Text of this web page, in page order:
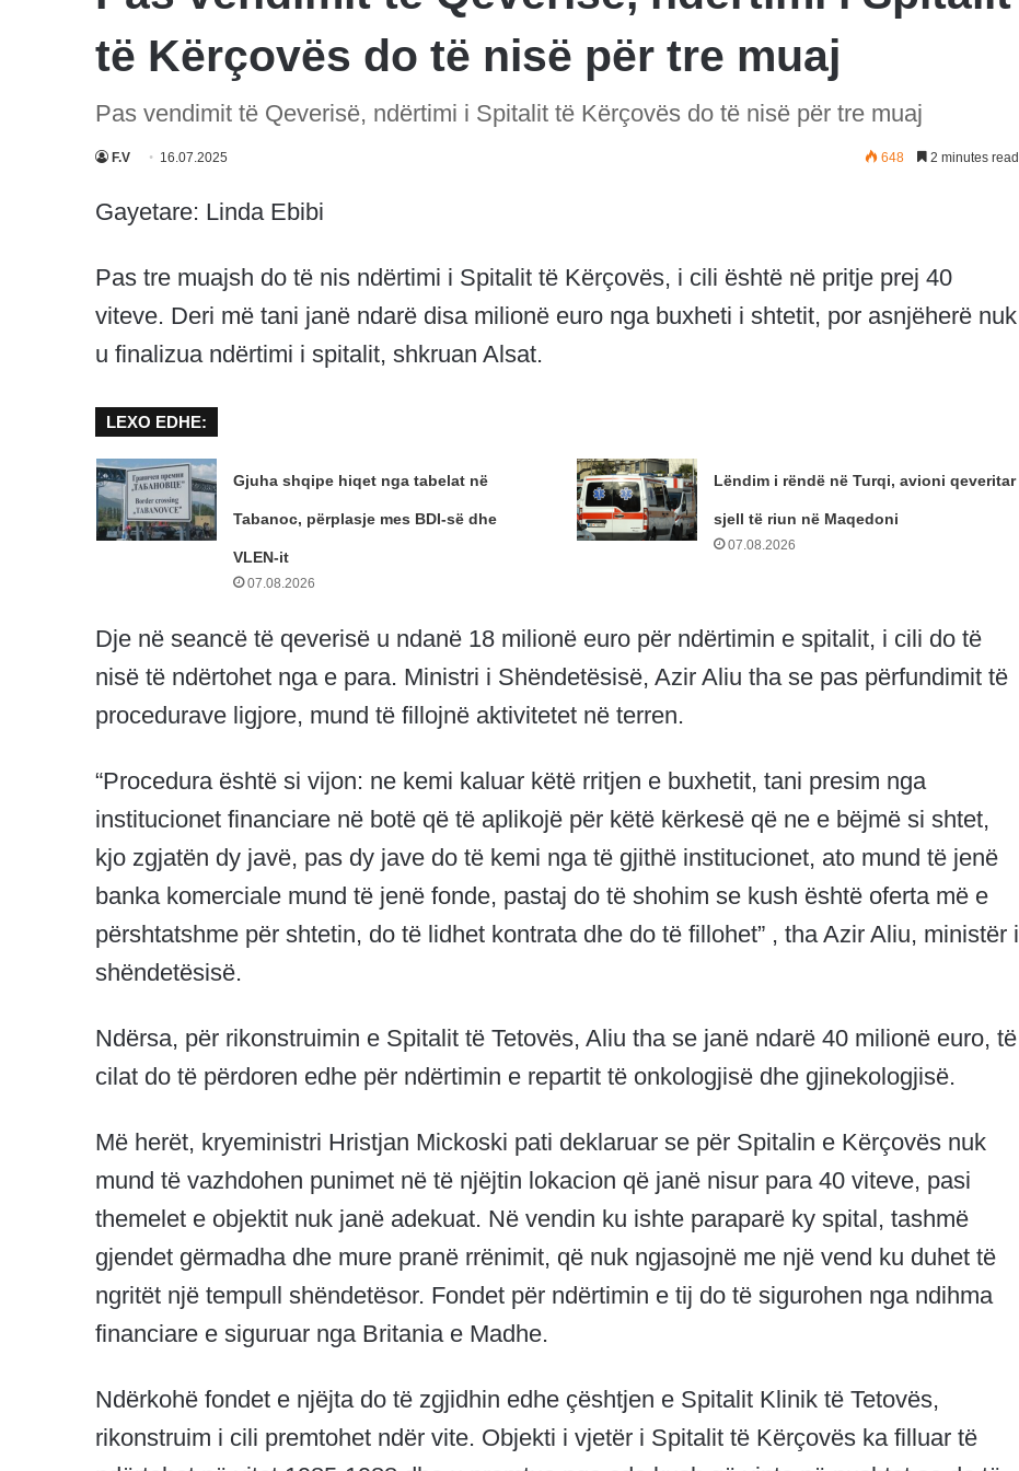
të Kërçovës do të nisë për tre muaj
Pas vendimit të Qeverisë, ndërtimi i Spitalit të Kërçovës do të nisë për tre muaj
F.V 16.07.2025 648 2 minutes read
Gayetare: Linda Ebibi
Pas tre muajsh do të nis ndërtimi i Spitalit të Kërçovës, i cili është në pritje prej 40
viteve. Deri më tani janë ndarë disa milionë euro nga buxheti i shtetit, por asnjëherë nuk
u finalizua ndërtimi i spitalit, shkruan Alsat.
LEXO EDHE:
Gjuha shqipe hiqet nga tabelat në
Tabanoc, përplasje mes BDI-së dhe
VLEN-it
07.08.2026
Lëndim i rëndë në Turqi, avioni qeveritar
sjell të riun në Maqedoni
07.08.2026
Dje në seancë të qeverisë u ndanë 18 milionë euro për ndërtimin e spitalit, i cili do të
nisë të ndërtohet nga e para. Ministri i Shëndetësisë, Azir Aliu tha se pas përfundimit të
procedurave ligjore, mund të fillojnë aktivitetet në terren.
“Procedura është si vijon: ne kemi kaluar këtë rritjen e buxhetit, tani presim nga
institucionet financiare në botë që të aplikojë për këtë kërkesë që ne e bëjmë si shtet,
kjo zgjatën dy javë, pas dy jave do të kemi nga të gjithë institucionet, ato mund të jenë
banka komerciale mund të jenë fonde, pastaj do të shohim se kush është oferta më e
përshtatshme për shtetin, do të lidhet kontrata dhe do të fillohet” , tha Azir Aliu, ministër i
shëndetësisë.
Ndërsa, për rikonstruimin e Spitalit të Tetovës, Aliu tha se janë ndarë 40 milionë euro, të
cilat do të përdoren edhe për ndërtimin e repartit të onkologjisë dhe gjinekologjisë.
Më herët, kryeministri Hristjan Mickoski pati deklaruar se për Spitalin e Kërçovës nuk
mund të vazhdohen punimet në të njëjtin lokacion që janë nisur para 40 viteve, pasi
themelet e objektit nuk janë adekuat. Në vendin ku ishte paraparë ky spital, tashmë
gjendet gërmadha dhe mure pranë rrënimit, që nuk ngjasojnë me një vend ku duhet të
ngritët një tempull shëndetësor. Fondet për ndërtimin e tij do të sigurohen nga ndihma
financiare e siguruar nga Britania e Madhe.
Ndërkohë fondet e njëjta do të zgjidhin edhe çështjen e Spitalit Klinik të Tetovës,
rikonstruim i cili premtohet ndër vite. Objekti i vjetër i Spitalit të Kërçovës ka filluar të